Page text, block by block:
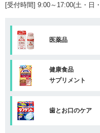
[受付時間] 9:00～17:00(土・日
医薬品
健康食品
サプリメント
歯とお口のケア